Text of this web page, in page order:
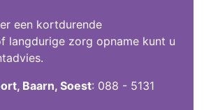
een kortdurende
langdurige zorg opname kunt u
Baarn, Soest: 088 - 5131